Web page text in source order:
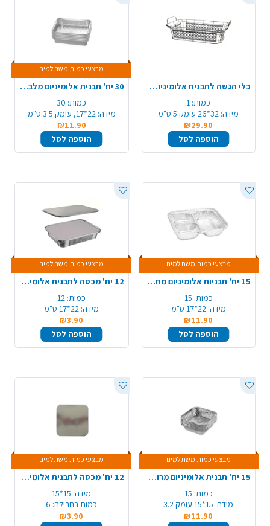
כלי הגשה לתבנית אלומיניום לתבנית 105 איזי סרב
כמות: 1
מידה: 32*26 עומק 5 ס"מ
₪29.90
הוספה לסל
מבצעי כמות משתלמים
30 יח' תבנית אלומיניום מלבנית 58/R29 - קטן
כמות: 30
מידה: 22*17, עומק 3.5 ס"מ
₪11.90
הוספה לסל
מבצעי כמות משתלמים
15 יח' תבניות אלומיניום מחולקת TV400/R24
כמות: 15
מידה: 22*17 ס"מ
₪11.90
הוספה לסל
מבצעי כמות משתלמים
12 יח' מכסה לתבנית אלומיניום 58-R24-TV400/R29
כמות: 12
מידה: 22*17 ס"מ
₪3.90
הוספה לסל
מבצעי כמות משתלמים
15 יח' תבנית אלומיניום מרובעת 005/R25 - קטן
כמות: 15
מידה: 15*15 עומק 3.2
₪11.90
מבצעי כמות משתלמים
12 יח' מכסה לתבנית אלומיניום 005/R25
מידה: 15*15
כמות בחבילה: 6
₪3.90